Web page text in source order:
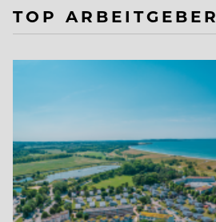
TOP ARBEITGEBER